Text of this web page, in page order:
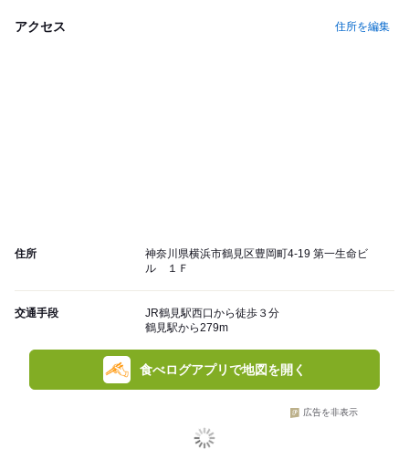
アクセス 住所を編集
住所
神奈川県横浜市鶴見区豊岡町4-19 第一生命ビ
ル １Ｆ
交通手段
JR鶴見駅西口から徒歩３分
鶴見駅から279m
食べログアプリで地図を開く
広告を非表示